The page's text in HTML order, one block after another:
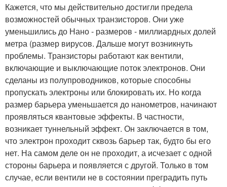
Кажется, что мы действительно достигли предела
возможностей обычных транзисторов. Они уже
уменьшились до Нано - размеров - миллиардных долей
метра (размер вирусов. Дальше могут возникнуть
проблемы. Транзисторы работают как вентили,
включающие и выключающие поток электронов. Они
сделаны из полупроводников, которые способны
пропускать электроны или блокировать их. Но когда
размер барьера уменьшается до нанометров, начинают
проявляться квантовые эффекты. В частности,
возникает туннельный эффект. Он заключается в том,
что электрон проходит сквозь барьер так, будто бы его
нет. На самом деле он не проходит, а исчезает с одной
стороны барьера и появляется с другой. Только в том
случае, если вентили не в состоянии преградить путь